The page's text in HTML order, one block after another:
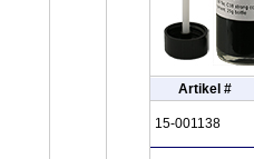
Artikel #
15-001138